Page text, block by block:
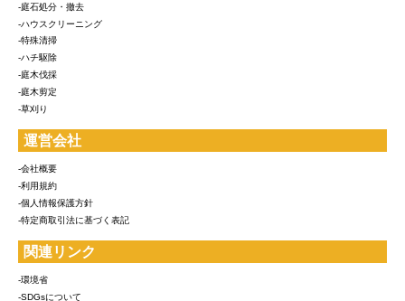
-庭石処分・撤去
-ハウスクリーニング
-特殊清掃
-ハチ駆除
-庭木伐採
-庭木剪定
-草刈り
運営会社
-会社概要
-利用規約
-個人情報保護方針
-特定商取引法に基づく表記
関連リンク
-環境省
-SDGsについて